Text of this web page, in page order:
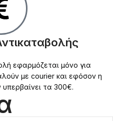
εφαρμόζεται μόνο για
με courier και εφόσον η
τα 300€.